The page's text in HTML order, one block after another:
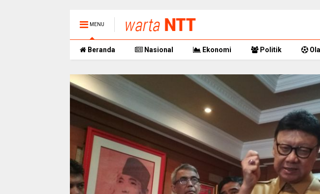
MENU
Beranda Nasional Ekonomi Politik